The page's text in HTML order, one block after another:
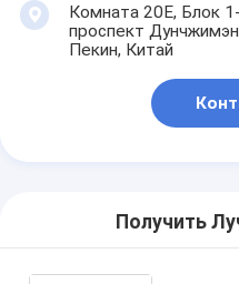
Комната 20E, Блок
проспект
Пекин, Китай
Получить